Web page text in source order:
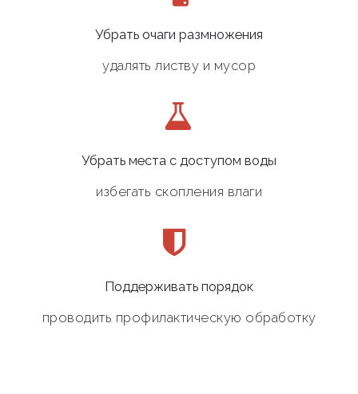
Убрать очаги размножения
удалять листву и мусор
Убрать места с доступом воды
избегать скопления влаги
Поддерживать порядок
проводить профилактическую обработку